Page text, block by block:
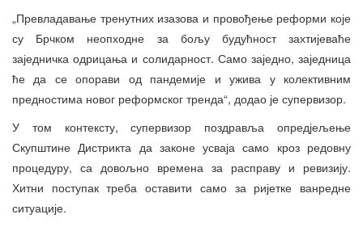
„Превладавање тренутних изазова и провођење реформи које
су Брчком неопходне за бољу будућност захтијеваће
заједничка одрицања и солидарност. Само заједно, заједница
ће да се опорави од пандемије и ужива у колективним
предностима новог реформског тренда“, додао је супервизор.
У том контексту, супервизор поздравља опредјељење
Скупштине Дистрикта да законе усваја само кроз редовну
процедуру, са довољно времена за расправу и ревизију.
Хитни поступак треба оставити само за ријетке ванредне
ситуације.